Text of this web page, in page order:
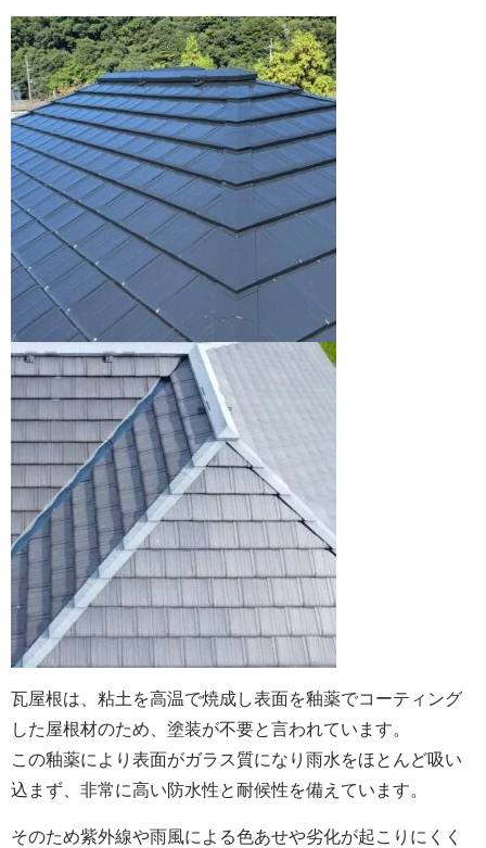
瓦屋根は、粘土を高温で焼成し表面を釉薬でコーティング
した屋根材のため、塗装が不要と言われています。
この釉薬により表面がガラス質になり雨水をほとんど吸い
込まず、非常に高い防水性と耐候性を備えています。
そのため紫外線や雨風による色あせや劣化が起こりにくく